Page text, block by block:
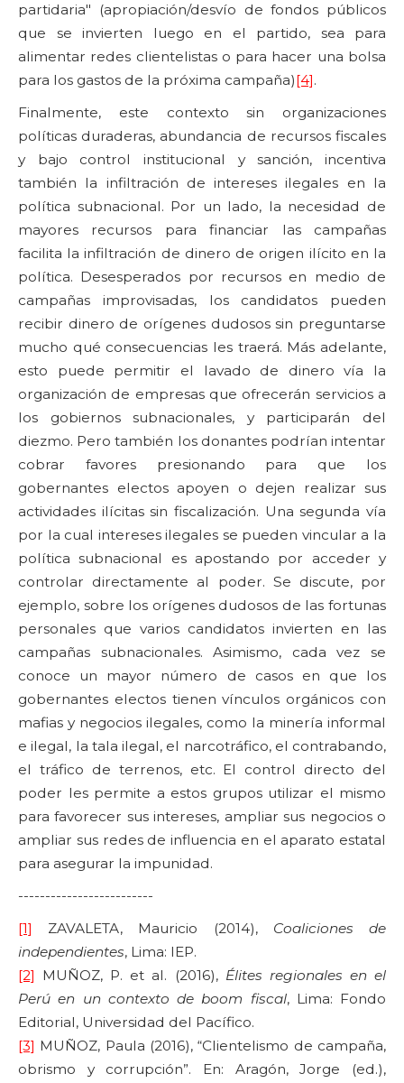
partidaria" (apropiación/desvío de fondos públicos
que se invierten luego en el partido, sea para
alimentar redes clientelistas o para hacer una bolsa
para los gastos de la próxima campaña)[4].
Finalmente, este contexto sin organizaciones
políticas duraderas, abundancia de recursos fiscales
y bajo control institucional y sanción, incentiva
también la infiltración de intereses ilegales en la
política subnacional. Por un lado, la necesidad de
mayores recursos para financiar las campañas
facilita la infiltración de dinero de origen ilícito en la
política. Desesperados por recursos en medio de
campañas improvisadas, los candidatos pueden
recibir dinero de orígenes dudosos sin preguntarse
mucho qué consecuencias les traerá. Más adelante,
esto puede permitir el lavado de dinero vía la
organización de empresas que ofrecerán servicios a
los gobiernos subnacionales, y participarán del
diezmo. Pero también los donantes podrían intentar
cobrar favores presionando para que los
gobernantes electos apoyen o dejen realizar sus
actividades ilícitas sin fiscalización. Una segunda vía
por la cual intereses ilegales se pueden vincular a la
política subnacional es apostando por acceder y
controlar directamente al poder. Se discute, por
ejemplo, sobre los orígenes dudosos de las fortunas
personales que varios candidatos invierten en las
campañas subnacionales. Asimismo, cada vez se
conoce un mayor número de casos en que los
gobernantes electos tienen vínculos orgánicos con
mafias y negocios ilegales, como la minería informal
e ilegal, la tala ilegal, el narcotráfico, el contrabando,
el tráfico de terrenos, etc. El control directo del
poder les permite a estos grupos utilizar el mismo
para favorecer sus intereses, ampliar sus negocios o
ampliar sus redes de influencia en el aparato estatal
para asegurar la impunidad.
-------------------------
[1]
ZAVALETA, Mauricio (2014), Coaliciones de
independientes, Lima: IEP.
[2] MUÑOZ, P. et al. (2016), Élites regionales en el
Perú en un contexto de boom fiscal, Lima: Fondo
Editorial, Universidad del Pacífico.
[3] MUÑOZ, Paula (2016), “Clientelismo de campaña,
obrismo y corrupción”. En: Aragón, Jorge (ed.),